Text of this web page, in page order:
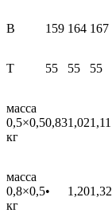
В 159 164 167
T 55 55 55
масса
0,5×0,5
кг
0,831,021,11
масса
0,8×0,5
кг
• 1,201,32